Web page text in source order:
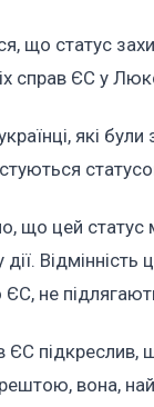
що статус
справ ЄС у
які
що цей статус
дії.
не
ЄС
вона,